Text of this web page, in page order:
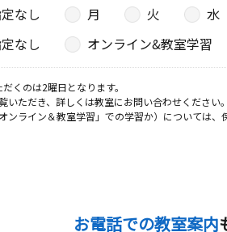
なし 月 火 水
なし オンライン&教室学習
くのは2曜日となります。
ただき、詳しくは教室にお問い合わせください
ライン＆教室学習」での学習か）については、
お電話での教室案内